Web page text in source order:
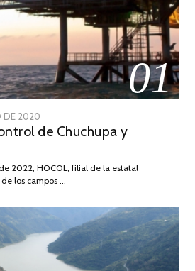
01
DE 2020
DE
2026
de Chuchupa y
2022, HOCOL, filial de la estatal
los campos …